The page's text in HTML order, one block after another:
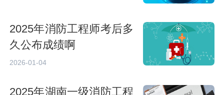
2025年消防工程师考后多
久公布成绩啊
2026-01-04
2025年湖南一级消防工程